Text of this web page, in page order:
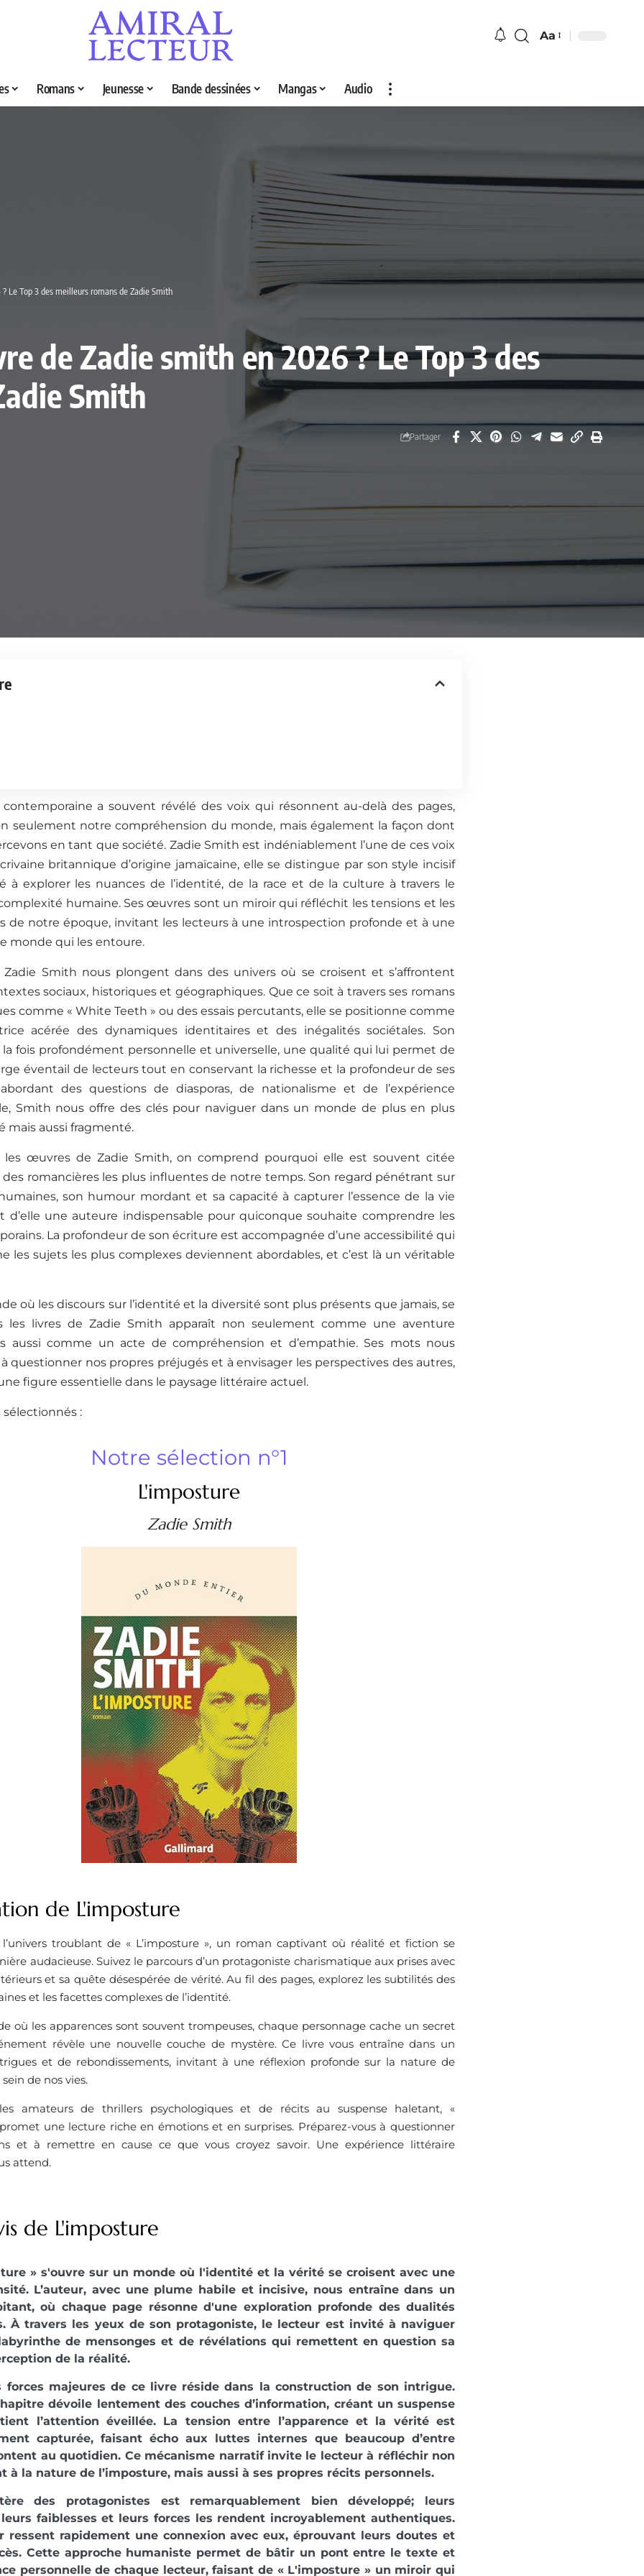
Aa
Romans Jeunesse Bande dessinées Mangas Audio
Le Top 3 des meilleurs romans de Zadie Smith
de Zadie smith en 2026 ? Le Top 3 des
Smith
Partager
a souvent révélé des voix qui résonnent au-delà des pages,
seulement notre compréhension du monde, mais également la façon dont
en tant que société. Zadie Smith est indéniablement l’une de ces voix
britannique d’origine jamaïcaine, elle se distingue par son style incisif
à explorer les nuances de l’identité, de la race et de la culture à travers le
humaine. Ses œuvres sont un miroir qui réfléchit les tensions et les
de notre époque, invitant les lecteurs à une introspection profonde et à une
monde qui les entoure.
Zadie Smith nous plongent dans des univers où se croisent et s’affrontent
sociaux, historiques et géographiques. Que ce soit à travers ses romans
comme « White Teeth » ou des essais percutants, elle se positionne comme
acérée des dynamiques identitaires et des inégalités sociétales. Son
fois profondément personnelle et universelle, une qualité qui lui permet de
éventail de lecteurs tout en conservant la richesse et la profondeur de ses
des questions de diasporas, de nationalisme et de l’expérience
Smith nous offre des clés pour naviguer dans un monde de plus en plus
mais aussi fragmenté.
les œuvres de Zadie Smith, on comprend pourquoi elle est souvent citée
des romancières les plus influentes de notre temps. Son regard pénétrant sur
son humour mordant et sa capacité à capturer l’essence de la vie
d’elle une auteure indispensable pour quiconque souhaite comprendre les
La profondeur de son écriture est accompagnée d’une accessibilité qui
les sujets les plus complexes deviennent abordables, et c’est là un véritable
où les discours sur l’identité et la diversité sont plus présents que jamais, se
les livres de Zadie Smith apparaît non seulement comme une aventure
aussi comme un acte de compréhension et d’empathie. Ses mots nous
questionner nos propres préjugés et à envisager les perspectives des autres,
figure essentielle dans le paysage littéraire actuel.
sélectionnés :
Notre sélection n°1
L'imposture
Zadie Smith
de L'imposture
troublant de « L’imposture », un roman captivant où réalité et fiction se
audacieuse. Suivez le parcours d’un protagoniste charismatique aux prises avec
et sa quête désespérée de vérité. Au fil des pages, explorez les subtilités des
et les facettes complexes de l’identité.
où les apparences sont souvent trompeuses, chaque personnage cache un secret
révèle une nouvelle couche de mystère. Ce livre vous entraîne dans un
et de rebondissements, invitant à une réflexion profonde sur la nature de
de nos vies.
amateurs de thrillers psychologiques et de récits au suspense haletant, «
promet une lecture riche en émotions et en surprises. Préparez-vous à questionner
et à remettre en cause ce que vous croyez savoir. Une expérience littéraire
attend.
de L'imposture
» s'ouvre sur un monde où l'identité et la vérité se croisent avec une
L’auteur, avec une plume habile et incisive, nous entraîne dans un
où chaque page résonne d'une exploration profonde des dualités
À travers les yeux de son protagoniste, le lecteur est invité à naviguer
de mensonges et de révélations qui remettent en question sa
de la réalité.
forces majeures de ce livre réside dans la construction de son intrigue.
dévoile lentement des couches d’information, créant un suspense
l’attention éveillée. La tension entre l’apparence et la vérité est
capturée, faisant écho aux luttes internes que beaucoup d’entre
au quotidien. Ce mécanisme narratif invite le lecteur à réfléchir non
à la nature de l’imposture, mais aussi à ses propres récits personnels.
des protagonistes est remarquablement bien développé; leurs
leurs faiblesses et leurs forces les rendent incroyablement authentiques.
ressent rapidement une connexion avec eux, éprouvant leurs doutes et
Cette approche humaniste permet de bâtir un pont entre le texte et
personnelle de chaque lecteur, faisant de « L'imposture » un miroir qui